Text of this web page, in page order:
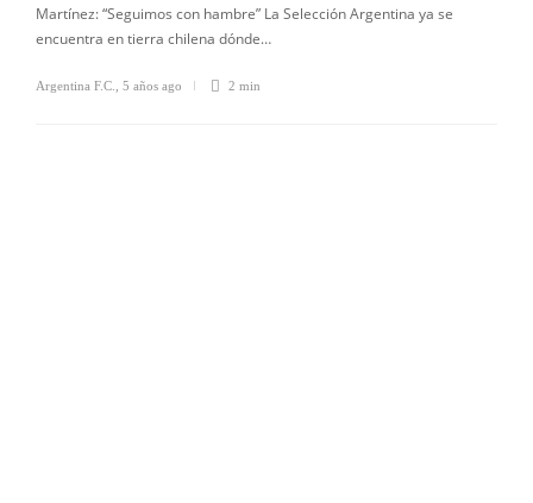
Martínez: “Seguimos con hambre” La Selección Argentina ya se
encuentra en tierra chilena dónde…
Argentina F.C. 5 años ago 2 min